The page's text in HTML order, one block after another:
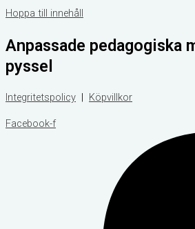
Hoppa till innehåll
Anpassade pedagogiska
pyssel
Integritetspolicy Köpvillkor
Facebook-f